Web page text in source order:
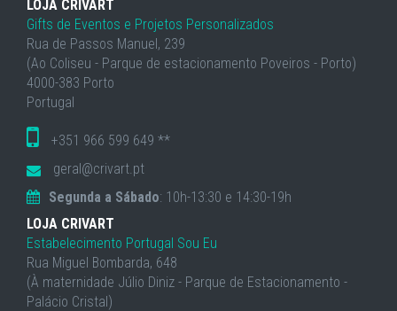
LOJA CRIVART
Gifts de Eventos e Projetos Personalizados
Rua de Passos Manuel, 239
(Ao Coliseu - Parque de estacionamento Poveiros - Porto)
4000-383 Porto
Portugal
+351 966 599 649 **
geral@crivart.pt
Segunda a Sábado: 10h-13:30 e 14:30-19h
LOJA CRIVART
Estabelecimento Portugal Sou Eu
Rua Miguel Bombarda, 648
(À maternidade Júlio Diniz - Parque de Estacionamento -
Palácio Cristal)